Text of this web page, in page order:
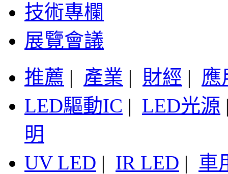
技術專欄
展覽會議
推薦 | 產業 | 財經 | 應
LED驅動IC | LED光源
明
UV LED | IR LED | 車